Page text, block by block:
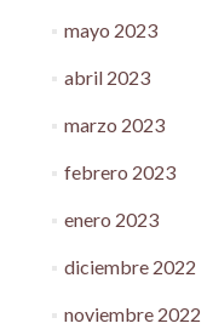
mayo 2023
abril 2023
marzo 2023
febrero 2023
enero 2023
diciembre 2022
noviembre 2022